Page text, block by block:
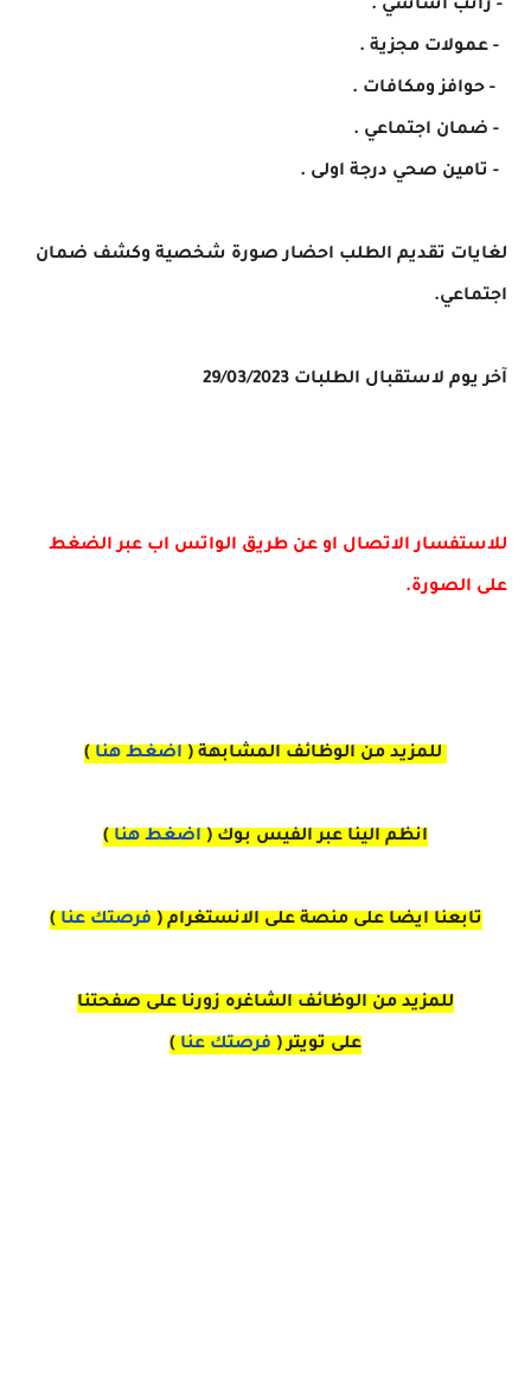
اجتماعي.
آخر يوم لاستقبال الطلبات 29/03
على الصورة
للمزيد من الوظائف المشابهة ( اضغط هنا )
انظم الينا عبر الفيس بوك ( اضغط هنا )
تابعنا ايضا على منصة على الانستغرام ( فرصتك عنا )
للمزيد من الوظائف الشاغره زورنا على صفحتنا
على تويتر( فرصتك عنا )